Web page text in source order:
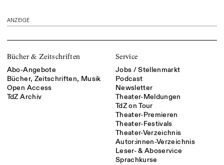
ANZEIGE
Bücher & Zeitschriften
Abo-Angebote
Bücher, Zeitschriften, Musik
Open Access
TdZ Archiv
Service
Jobs / Stellenmarkt
Podcast
Newsletter
Theater-Meldungen
TdZ on Tour
Theater-Premieren
Theater-Festivals
Theater-Verzeichnis
Autor:innen-Verzeichnis
Leser- & Aboservice
Sprachkurse